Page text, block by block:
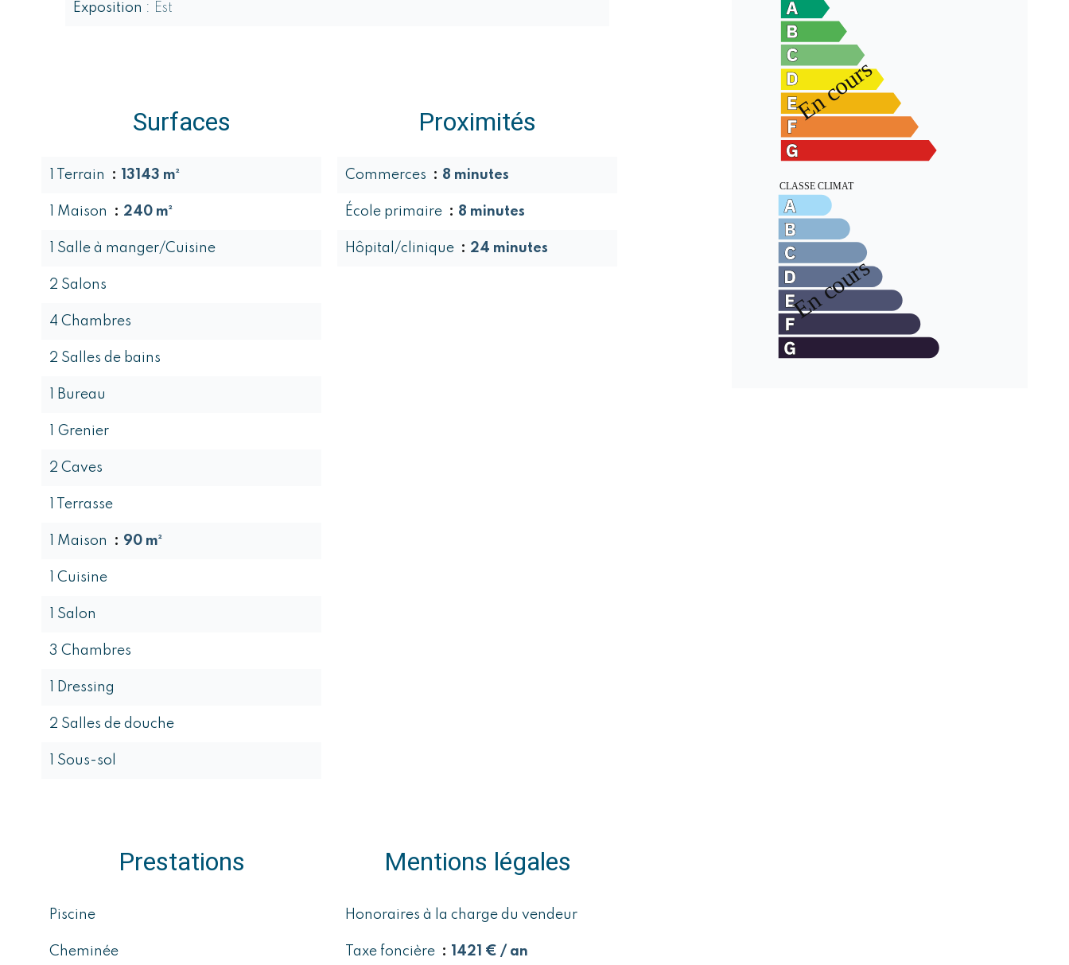
Exposition Est
Surfaces
1 Terrain 13143 m²
1 Maison 240 m²
1 Salle à manger/Cuisine
2 Salons
4 Chambres
2 Salles de bains
1 Bureau
1 Grenier
2 Caves
1 Terrasse
1 Maison 90 m²
1 Cuisine
1 Salon
3 Chambres
1 Dressing
2 Salles de douche
1 Sous-sol
Proximités
Commerces 8 minutes
École primaire 8 minutes
Hôpital/clinique 24 minutes
Prestations
Piscine
Cheminée
Mentions légales
Honoraires à la charge du vendeur
Taxe foncière 1421 € / an